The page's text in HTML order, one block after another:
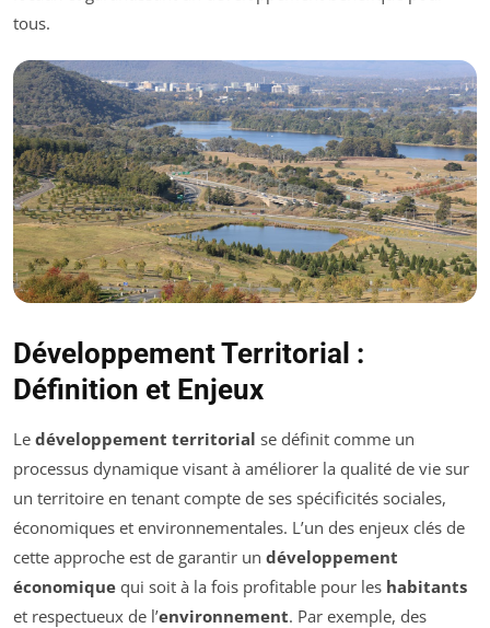
tous.
Développement Territorial :
Définition et Enjeux
Le développement territorial se définit comme un
processus dynamique visant à améliorer la qualité de vie sur
un territoire en tenant compte de ses spécificités sociales,
économiques et environnementales. L’un des enjeux clés de
cette approche est de garantir un développement
économique qui soit à la fois profitable pour les habitants
et respectueux de l’environnement. Par exemple, des